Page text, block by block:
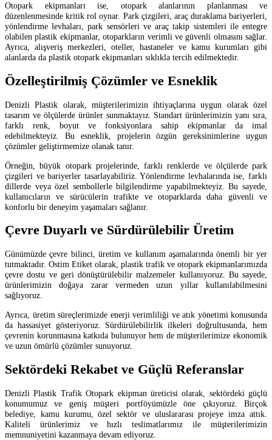
Otopark ekipmanları ise, otopark alanlarının planlanması ve
düzenlenmesinde kritik rol oynar. Park çizgileri, araç duraklama bariyerleri,
yönlendirme levhaları, park sensörleri ve araç takip sistemleri ile entegre
olabilen plastik ekipmanlar, otoparkların verimli ve güvenli olmasını sağlar.
Ayrıca, alışveriş merkezleri, oteller, hastaneler ve kamu kurumları gibi
alanlarda da plastik otopark ekipmanları sıklıkla tercih edilmektedir.
Özelleştirilmiş Çözümler ve Esneklik
Denizli Plastik olarak, müşterilerimizin ihtiyaçlarına uygun olarak özel
tasarım ve ölçülerde ürünler sunmaktayız. Standart ürünlerimizin yanı sıra,
farklı renk, boyut ve fonksiyonlara sahip ekipmanlar da imal
edebilmekteyiz. Bu esneklik, projelerin özgün gereksinimlerine uygun
çözümler geliştirmemize olanak tanır.
Örneğin, büyük otopark projelerinde, farklı renklerde ve ölçülerde park
çizgileri ve bariyerler tasarlayabiliriz. Yönlendirme levhalarında ise, farklı
dillerde veya özel sembollerle bilgilendirme yapabilmekteyiz. Bu sayede,
kullanıcıların ve sürücülerin trafikte ve otoparklarda daha güvenli ve
konforlu bir deneyim yaşamaları sağlanır.
Çevre Duyarlı ve Sürdürülebilir Üretim
Günümüzde çevre bilinci, üretim ve kullanım aşamalarında önemli bir yer
tutmaktadır. Ostim Etiket olarak, plastik trafik ve otopark ekipmanlarımızda
çevre dostu ve geri dönüştürülebilir malzemeler kullanıyoruz. Bu sayede,
ürünlerimizin doğaya zarar vermeden uzun yıllar kullanılabilmesini
sağlıyoruz.
Ayrıca, üretim süreçlerimizde enerji verimliliği ve atık yönetimi konusunda
da hassasiyet gösteriyoruz. Sürdürülebilirlik ilkeleri doğrultusunda, hem
çevrenin korunmasına katkıda bulunuyor hem de müşterilerimize ekonomik
ve uzun ömürlü çözümler sunuyoruz.
Sektördeki Rekabet ve Güçlü Referanslar
Denizli Plastik Trafik Otopark ekipman üreticisi olarak, sektördeki güçlü
konumumuz ve geniş müşteri portföyümüzle öne çıkıyoruz. Birçok
belediye, kamu kurumu, özel sektör ve uluslararası projeye imza attık.
Kaliteli ürünlerimiz ve hızlı teslimatlarımız ile müşterilerimizin
memnuniyetini kazanmaya devam ediyoruz.